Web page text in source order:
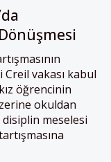
Creil vakası kabul
öğrencinin
okuldan
disiplin meselesi